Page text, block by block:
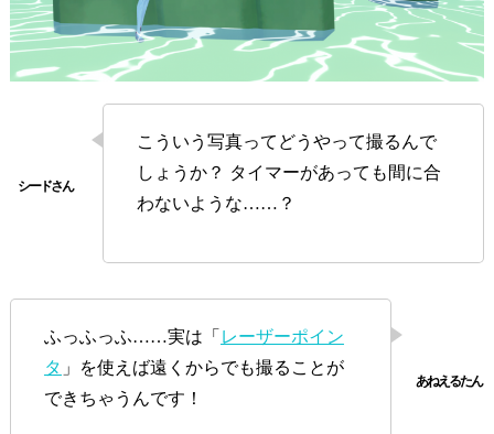
こういう写真ってどうやって撮るんで
しょうか？ タイマーがあっても間に合
わないような……？
ふっふっふ……実は「 レーザーポイン
タ 」を使えば遠くからでも撮ることが
できちゃうんです！